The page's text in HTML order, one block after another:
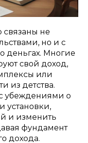
связаны не
но и с
деньгах. Многие
свой доход,
или
из детства.
убеждениями о
установки,
и изменить
фундамент
дохода.